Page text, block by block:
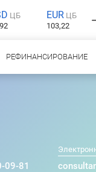
ЦБ
EUR ЦБ
103,22
РЕФИНАНСИРОВАНИЕ
09-81